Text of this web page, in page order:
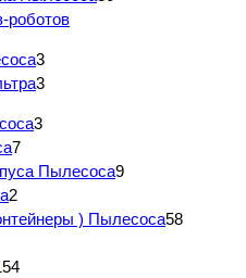
роботов
3
3
3
7
Пылесоса9
2
) Пылесоса58